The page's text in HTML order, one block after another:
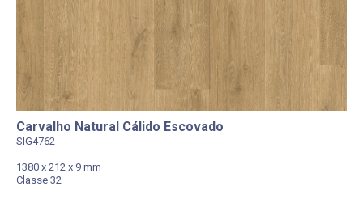
Carvalho Natural Cálido Escovado
SIG4762
1380 x 212 x 9 mm
Classe 32